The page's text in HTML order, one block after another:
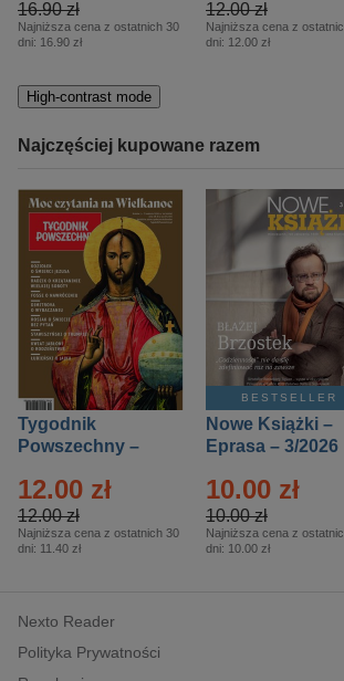
16.90 zł
Najniższa cena z ostatnich 30
dni: 16.90 zł
12.00 zł
Najniższa cena z
dni: 12.00 zł
High-contrast mode
Najczęściej kupowane razem
Tygodnik
Powszechny –
12.00 zł
12.00 zł
Najniższa cena z ostatnich 30
dni: 11.40 zł
BESTSELLER
Nowe Książki –
Eprasa – 3/2026
10.00 zł
10.00 zł
Najniższa cena z
dni: 10.00 zł
Nexto Reader
Polityka Prywatności